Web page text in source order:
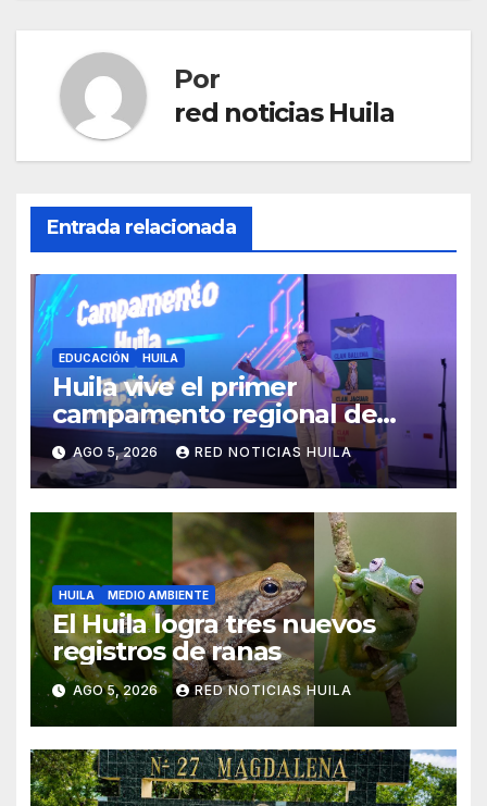
Por
red noticias Huila
Entrada relacionada
EDUCACIÓN HUILA
Huila vive el primer
campamento regional de
Tecnologías Para Aprender
AGO 5, 2026 RED NOTICIAS HUILA
HUILA MEDIO AMBIENTE
El Huila logra tres nuevos
registros de ranas
AGO 5, 2026 RED NOTICIAS HUILA